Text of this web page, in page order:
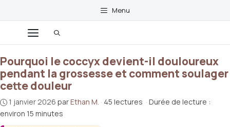
contenu
Menu
Menu
Pourquoi le coccyx devient-il douloureux
pendant la grossesse et comment soulager
cette douleur
1 janvier 2026 parEthan M. · 45 lectures · Durée de lecture :
environ 15 minutes